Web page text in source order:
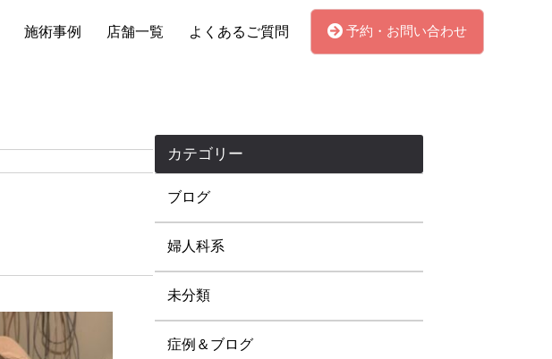
施術事例 店舗一覧 よくあるご質問 予約・お問い合わせ
カテゴリー
ブログ
婦人科系
未分類
症例＆ブログ